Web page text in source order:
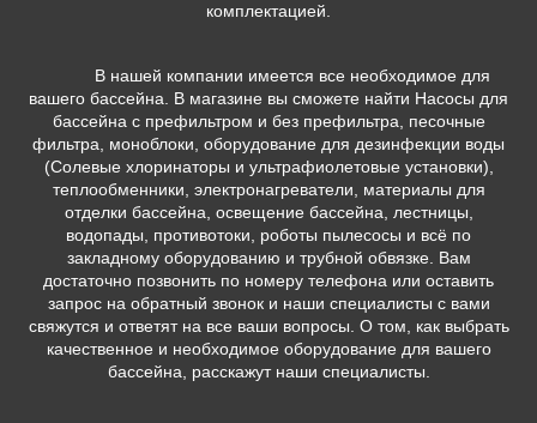
комплектацией.
В нашей компании имеется все необходимое для
вашего бассейна. В магазине вы сможете найти Насосы для
бассейна с префильтром и без префильтра, песочные
фильтра, моноблоки, оборудование для дезинфекции воды
(Солевые хлоринаторы и ультрафиолетовые установки),
теплообменники, электронагреватели, материалы для
отделки бассейна, освещение бассейна, лестницы,
водопады, противотоки, роботы пылесосы и всё по
закладному оборудованию и трубной обвязке. Вам
достаточно позвонить по номеру телефона или оставить
запрос на обратный звонок и наши специалисты с вами
свяжутся и ответят на все ваши вопросы. О том, как выбрать
качественное и необходимое оборудование для вашего
бассейна, расскажут наши специалисты.